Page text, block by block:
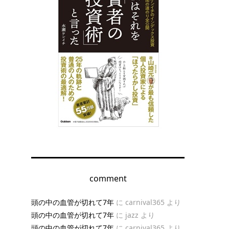
comment
頭の中の血管が切れて7年 に carnival365 より
頭の中の血管が切れて7年 に jazz より